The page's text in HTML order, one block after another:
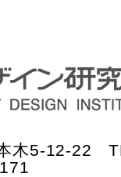
木5-12-22